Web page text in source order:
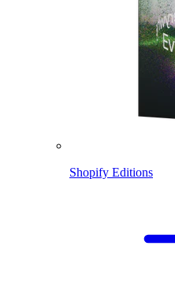
Shopify Editions